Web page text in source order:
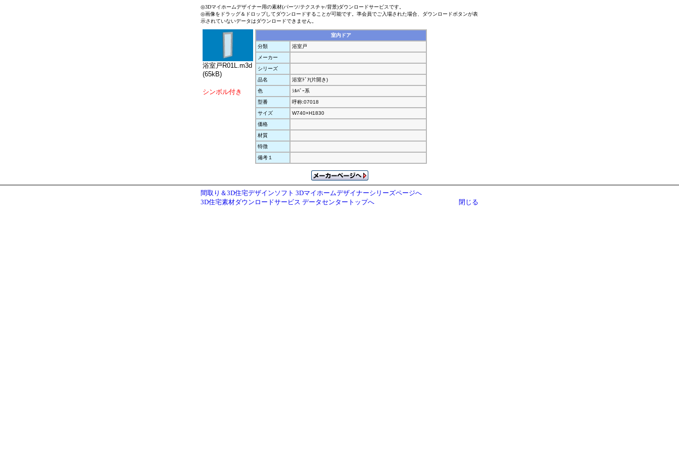
◎3Dマイホームデザイナー用の素材(パーツ/テクスチャ/背景)ダウンロードサービスです。
◎画像をドラッグ＆ドロップしてダウンロードすることが可能です。準会員でご入場された場合、ダウンロードボタンが表
示されていないデータはダウンロードできません。
浴室戸R01L.m3d
(65kB)
シンボル付き
室内ドア
分類
浴室戸
メーカー
シリーズ
品名
浴室ﾄﾞｱ(片開き)
色
ｼﾙﾊﾞｰ系
型番
呼称:07018
サイズ
W740×H1830
価格
材質
特徴
備考１
間取り＆3D住宅デザインソフト 3Dマイホームデザイナーシリーズページへ
3D住宅素材ダウンロードサービス データセンタートップへ
閉じる